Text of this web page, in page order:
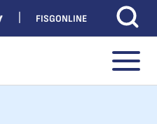
FISGONLINE